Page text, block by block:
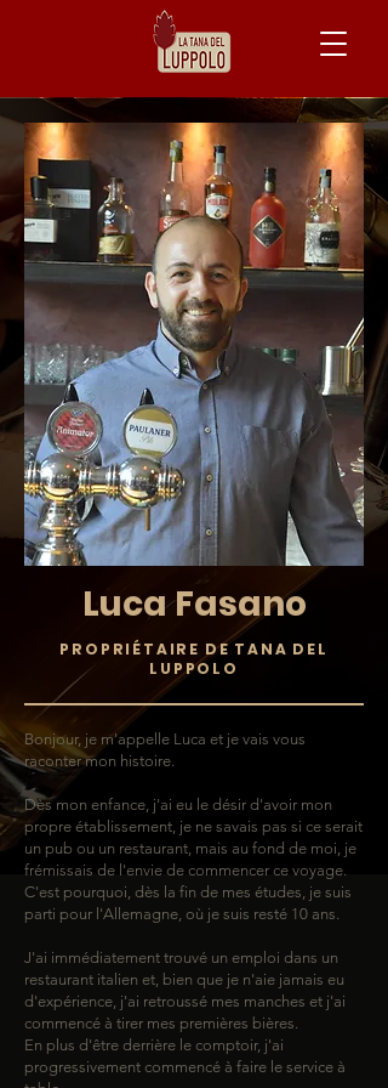
Luca Fasano
PROPRIÉTAIRE DE TANA DEL
LUPPOLO
Bonjour, je m'appelle Luca et je vais vous
raconter mon histoire.
Dès mon enfance, j'ai eu le désir d'avoir mon
propre établissement, je ne savais pas si ce serait
un pub ou un restaurant, mais au fond de moi, je
frémissais de l'envie de commencer ce voyage.
C'est pourquoi, dès la fin de mes études, je suis
parti pour l'Allemagne, où je suis resté 10 ans.
J'ai immédiatement trouvé un emploi dans un
restaurant italien et, bien que je n'aie jamais eu
d'expérience, j'ai retroussé mes manches et j'ai
commencé à tirer mes premières bières.
En plus d'être derrière le comptoir, j'ai
progressivement commencé à faire le service à